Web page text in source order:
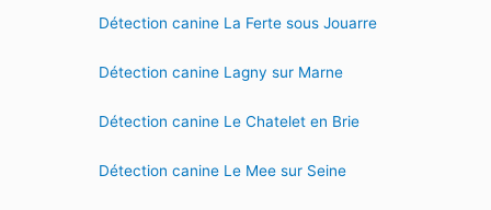
Détection canine La Ferte sous Jouarre
Détection canine Lagny sur Marne
Détection canine Le Chatelet en Brie
Détection canine Le Mee sur Seine